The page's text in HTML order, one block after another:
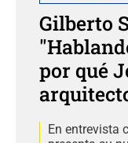
Gilberto
por qué
En entrevista